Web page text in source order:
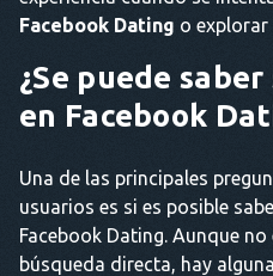
Facebook Dating o explorar
¿Se puede
en Facebook
Una de las principales
usuarios es si es posible
Facebook Dating. Aunque
búsqueda directa, hay